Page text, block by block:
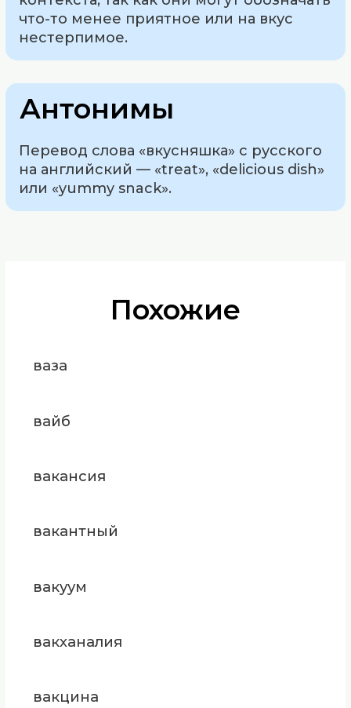
что-то менее приятное или на вкус
нестерпимое.
Антонимы
Перевод слова «вкусняшка» с русского
на английский — «treat», «delicious dish»
или «yummy snack».
Похожие
ваза
вайб
вакансия
вакантный
вакуум
вакханалия
вакцина